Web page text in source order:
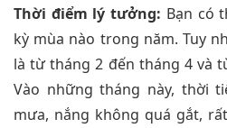
Thời điểm lý tưởng: Bạn có
kỳ mùa nào trong năm. Tuy
là từ tháng 2 đến tháng 4 và
Vào những tháng này, thời
mưa, nắng không quá gắt,